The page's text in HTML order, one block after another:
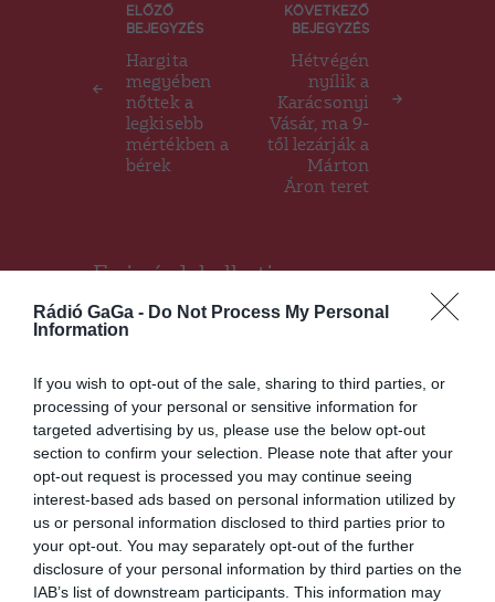
Rádió GaGa - Do Not Process My Personal
Information
If you wish to opt-out of the sale, sharing to third parties, or
processing of your personal or sensitive information for
targeted advertising by us, please use the below opt-out
section to confirm your selection. Please note that after your
opt-out request is processed you may continue seeing
interest-based ads based on personal information utilized by
us or personal information disclosed to third parties prior to
your opt-out. You may separately opt-out of the further
disclosure of your personal information by third parties on the
IAB’s list of downstream participants. This information may
Bejegyzés
navigáció
ELŐZŐ
BEJEGYZÉS
Hargita
megyében
nőttek a
legkisebb
mértékben a
bérek
KÖVETKEZŐ
BEJEGYZÉS
Hétvégén
nyílik a
Karácsonyi
Vásár, ma 9-
től lezárják a
Márton
Áron teret
Ez is érdekelheti
HÍRLISTA
Lehet utazni az USA-ba